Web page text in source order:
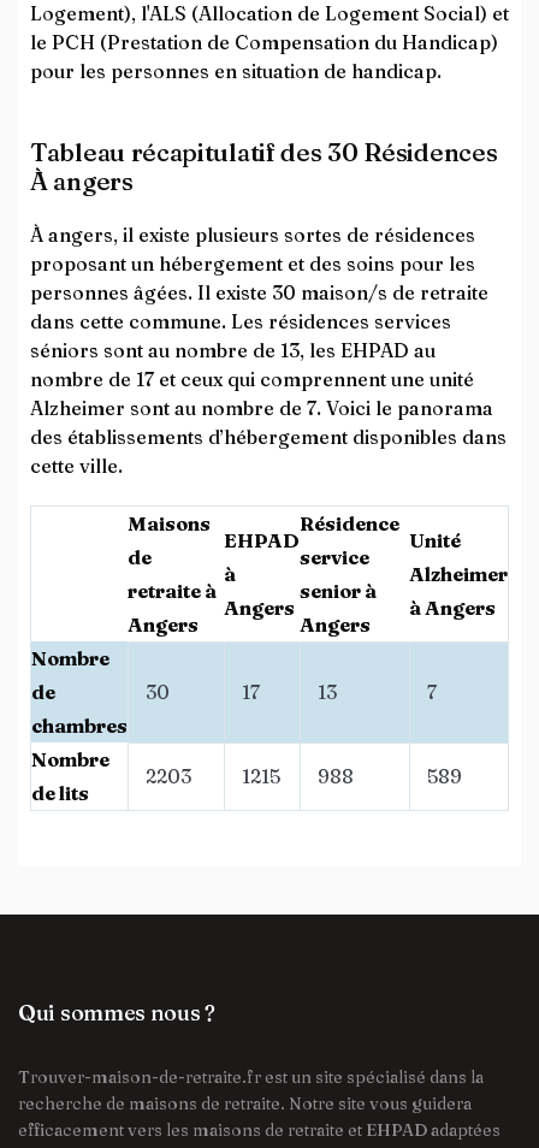
Logement), l'ALS (Allocation de Logement Social) et
le PCH (Prestation de Compensation du Handicap)
pour les personnes en situation de handicap.
Tableau récapitulatif des 30 Résidences
À angers
À angers, il existe plusieurs sortes de résidences
proposant un hébergement et des soins pour les
personnes âgées. Il existe 30 maison/s de retraite
dans cette commune. Les résidences services
séniors sont au nombre de 13, les EHPAD au
nombre de 17 et ceux qui comprennent une unité
Alzheimer sont au nombre de 7. Voici le panorama
des établissements d’hébergement disponibles dans
cette ville.
Maisons
de
retraite à
Angers
EHPAD
à
Angers
Résidence
service
senior à
Angers
Unité
Alzheimer
à Angers
Nombre
de
chambres
30 17 13 7
Nombre
de lits
2203 1215 988 589
Qui sommes nous ?
Trouver-maison-de-retraite.fr est un site spécialisé dans la
recherche de maisons de retraite. Notre site vous guidera
efficacement vers les maisons de retraite et EHPAD adaptées